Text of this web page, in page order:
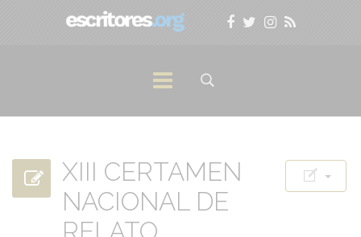
XIII CERTAMEN
NACIONAL DE
RELATO